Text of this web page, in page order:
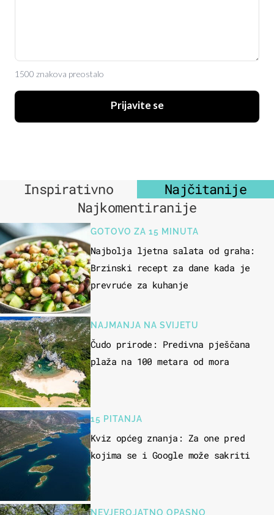
1500 znakova preostalo
Prijavite se
Inspirativno
Najčitanije
Najkomentiranije
GOTOVO ZA 15 MINUTA
Najbolja ljetna salata od graha:
Brzinski recept za dane kada je
prevruće za kuhanje
NAJMANJA NA SVIJETU
Čudo prirode: Predivna pješčana
plaža na 100 metara od mora
15 PITANJA
Kviz općeg znanja: Za one pred
kojima se i Google može sakriti
NEVJEROJATNO OPASNO